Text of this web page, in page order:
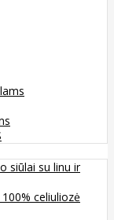
siūlai su linu ir
100% celiuliozė